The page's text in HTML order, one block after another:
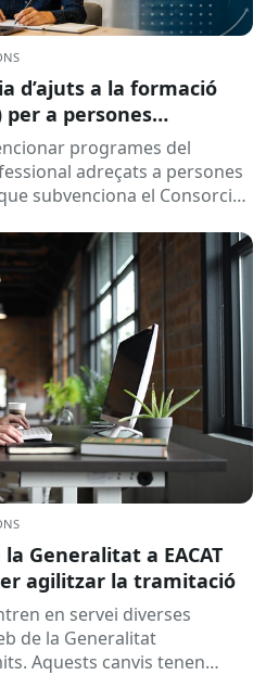
d’ajuts a la formació
per a persones
programes del
adreçats a persones
subvenciona el Consorci
Generalitat a EACAT
agilitzar la tramitació
en servei diverses
de la Generalitat
Aquests canvis tenen